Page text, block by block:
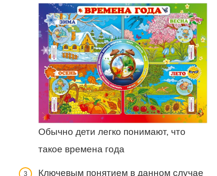
Обычно дети легко понимают, что
такое времена года
Ключевым понятием в данном случае